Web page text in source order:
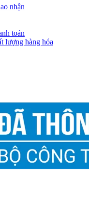
nhận
toán
lượng hàng hóa